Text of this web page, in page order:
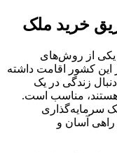
خرید ملک
یکی از روش‌های
کشور اقامت داشته
زندگی در یک
هستند، مناسب است.
سرمایه‌گذاری
راهی آسان و